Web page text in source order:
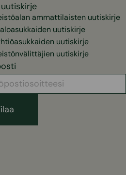
ammattilaisten uutiskirje
uutiskirje
uutiskirje
uutiskirje